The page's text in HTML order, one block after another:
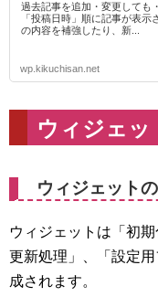
過去記事を追加・変更しても
「投稿日時」順に記事が表
の内容を補強したり、新...
wp.kikuchisan.net
ウィジェッ
ウィジェット
ウィジェットは「初
更新処理」、「設定
成されます。